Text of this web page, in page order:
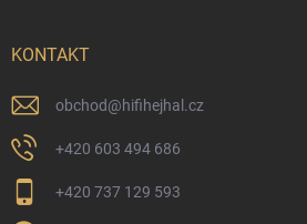
KONTAKT
obchod@hifihejhal.cz
+420 603 494 686
+420 737 129 593